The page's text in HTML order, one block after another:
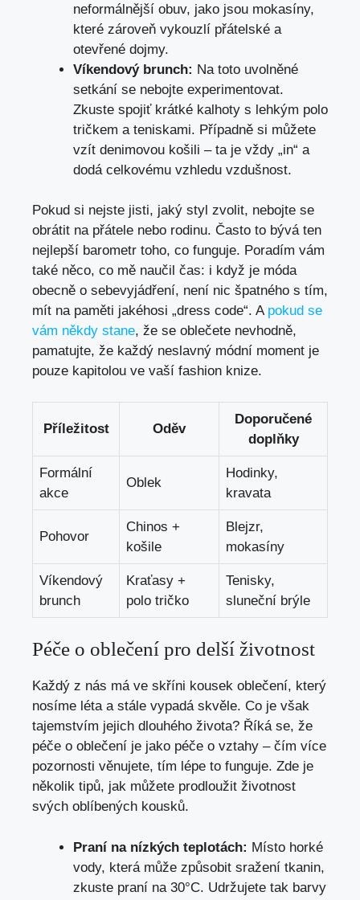
neformálnější obuv, jako jsou mokasíny,
které zároveň vykouzlí přátelské a
otevřené dojmy.
Víkendový brunch: Na toto uvolněné
setkání se nebojte experimentovat.
Zkuste spojiť krátké kalhoty s lehkým polo
tričkem a teniskami. Případně si můžete
vzít denimovou košili – ta je vždy „in“ a
dodá celkovému vzhledu vzdušnost.
Pokud si nejste jisti, jaký styl zvolit, nebojte se
obrátit na přátele nebo rodinu. Často to bývá ten
nejlepší barometr toho, co funguje. Poradím vám
také něco, co mě naučil čas: i když je móda
obecně o sebevyjádření, není nic špatného s tím,
mít na paměti jakéhosi „dress code“. A pokud se
vám někdy stane, že se oblečete nevhodně,
pamatujte, že každý neslavný módní moment je
pouze kapitolou ve vaší fashion knize.
Příležitost Oděv
Doporučené
doplňky
Formální
akce
Oblek
Hodinky,
kravata
Pohovor
Chinos +
košile
Blejzr,
mokasíny
Víkendový
brunch
Kraťasy +
polo tričko
Tenisky,
sluneční brýle
Péče o oblečení pro delší životnost
Každý z nás má ve skříni kousek oblečení, který
nosíme léta a stále vypadá skvěle. Co je však
tajemstvím jejich dlouhého života? Říká se, že
péče o oblečení je jako péče o vztahy – čím více
pozornosti věnujete, tím lépe to funguje. Zde je
několik tipů, jak můžete prodloužit životnost
svých oblíbených kousků.
Praní na nízkých teplotách: Místo horké
vody, která může způsobit sražení tkanin,
zkuste praní na 30°C. Udržujete tak barvy